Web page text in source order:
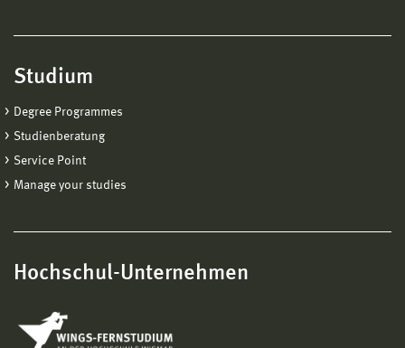
Studium
Degree Programmes
Studienberatung
Service Point
Manage your studies
Hochschul-Unternehmen